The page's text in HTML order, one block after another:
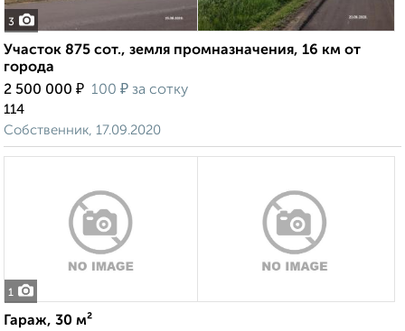
3
Участок 875 сот., земля промназначения, 16 км от
города
2 500 000 ₽ 100 ₽ за сотку
114
Собственник, 17.09.2020
1
Гараж, 30 м²